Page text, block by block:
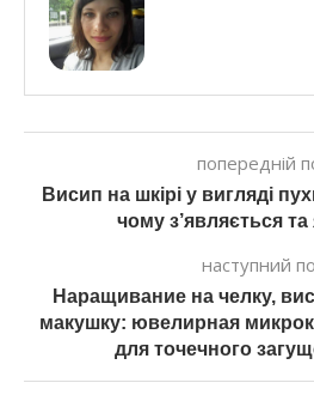
попередній
Висип на шкірі у вигляді
чому з’являється та
наступний
Наращивание на челку,
макушку: ювелирная
для точечного